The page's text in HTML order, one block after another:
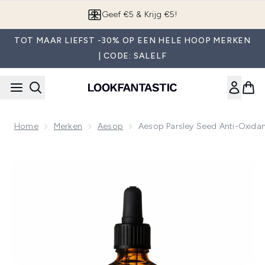
Geef €5 & Krijg €5!
TOT MAAR LIEFST -30% OP EEN HELE HOOP MERKEN
| CODE: SALELF
Home Merken Aesop Aesop Parsley Seed Anti-